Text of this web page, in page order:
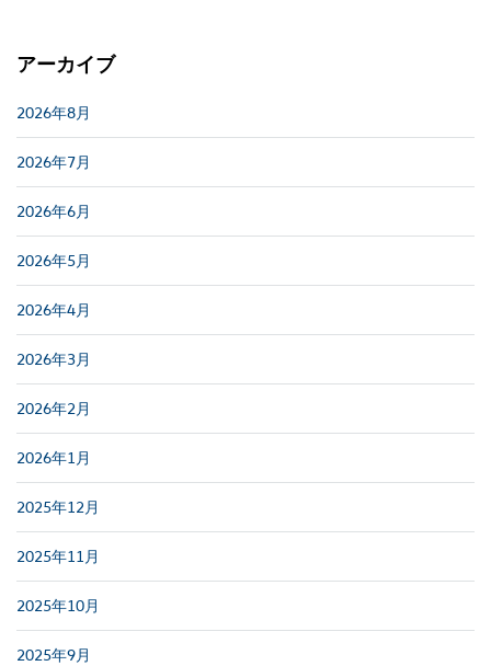
アーカイブ
2026年8月
2026年7月
2026年6月
2026年5月
2026年4月
2026年3月
2026年2月
2026年1月
2025年12月
2025年11月
2025年10月
2025年9月